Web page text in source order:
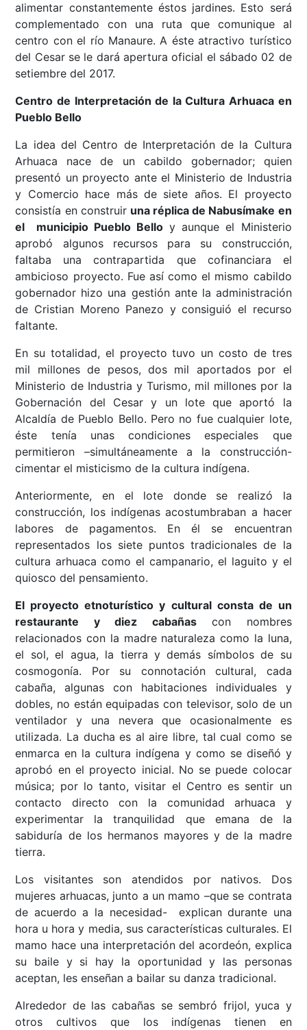
alimentar constantemente éstos jardines. Esto será
complementado con una ruta que comunique al
centro con el río Manaure. A éste atractivo turístico
del Cesar se le dará apertura oficial el sábado 02 de
setiembre del 2017.
Centro de Interpretación de la Cultura Arhuaca en
Pueblo Bello
La idea del Centro de Interpretación de la Cultura
Arhuaca nace de un cabildo gobernador; quien
presentó un proyecto ante el Ministerio de Industria
y Comercio hace más de siete años. El proyecto
consistía en construir una réplica de Nabusímake en
el municipio Pueblo Bello y aunque el Ministerio
aprobó algunos recursos para su construcción,
faltaba una contrapartida que cofinanciara el
ambicioso proyecto. Fue así como el mismo cabildo
gobernador hizo una gestión ante la administración
de Cristian Moreno Panezo y consiguió el recurso
faltante.
En su totalidad, el proyecto tuvo un costo de tres
mil millones de pesos, dos mil aportados por el
Ministerio de Industria y Turismo, mil millones por la
Gobernación del Cesar y un lote que aportó la
Alcaldía de Pueblo Bello. Pero no fue cualquier lote,
éste tenía unas condiciones especiales que
permitieron –simultáneamente a la construcción-
cimentar el misticismo de la cultura indígena.
Anteriormente, en el lote donde se realizó la
construcción, los indígenas acostumbraban a hacer
labores de pagamentos. En él se encuentran
representados los siete puntos tradicionales de la
cultura arhuaca como el campanario, el laguito y el
quiosco del pensamiento.
El proyecto etnoturístico y cultural consta de un
restaurante y diez cabañascon nombres
relacionados con la madre naturaleza como la luna,
el sol, el agua, la tierra y demás símbolos de su
cosmogonía. Por su connotación cultural, cada
cabaña, algunas con habitaciones individuales y
dobles, no están equipadas con televisor, solo de un
ventilador y una nevera que ocasionalmente es
utilizada. La ducha es al aire libre, tal cual como se
enmarca en la cultura indígena y como se diseñó y
aprobó en el proyecto inicial. No se puede colocar
música; por lo tanto, visitar el Centro es sentir un
contacto directo con la comunidad arhuaca y
experimentar la tranquilidad que emana de la
sabiduría de los hermanos mayores y de la madre
tierra.
Los visitantes son atendidos por nativos. Dos
mujeres arhuacas, junto a un mamo –que se contrata
de acuerdo a la necesidad- explican durante una
hora u hora y media, sus características culturales. El
mamo hace una interpretación del acordeón, explica
su baile y si hay la oportunidad y las personas
aceptan, les enseñan a bailar su danza tradicional.
Alrededor de las cabañas se sembró frijol, yuca y
otros cultivos que los indígenas tienen en